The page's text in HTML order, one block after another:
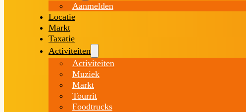
Aanmelden
Locatie
Markt
Taxatie
Activiteiten
Activiteiten
Muziek
Markt
Tourrit
Foodtrucks